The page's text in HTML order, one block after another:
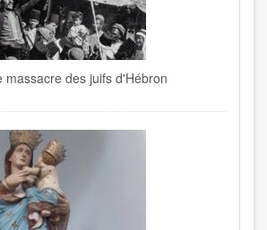
massacre des juifs d'Hébron